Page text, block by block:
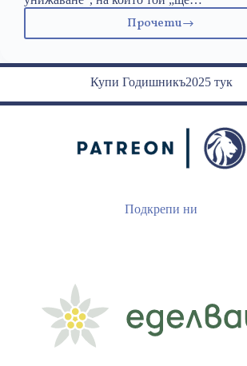
ПрочетиБалкански
Купи Годишникъ2025 тук
Подкрепи ни